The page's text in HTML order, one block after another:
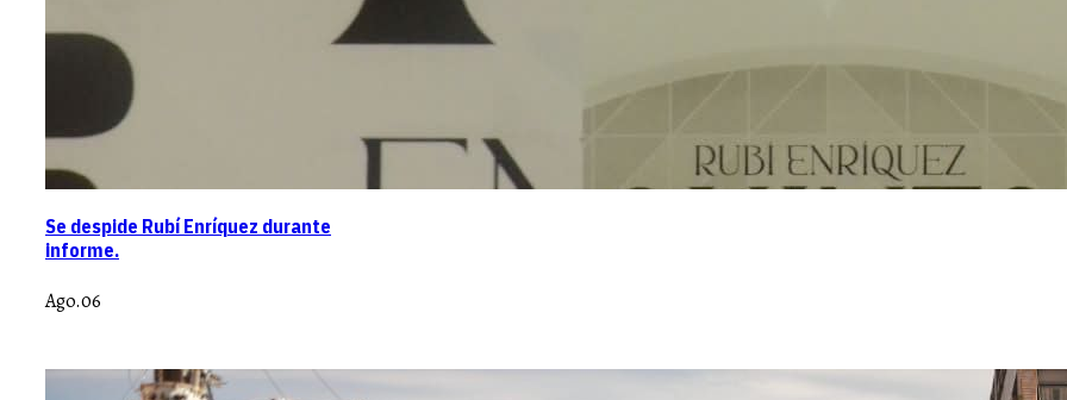
Se despide Rubí Enríquez durante
informe.
Ago.06